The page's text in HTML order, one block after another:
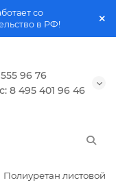
со
в РФ!
96 76
8 495 401 96 46
Полиуретан листовой